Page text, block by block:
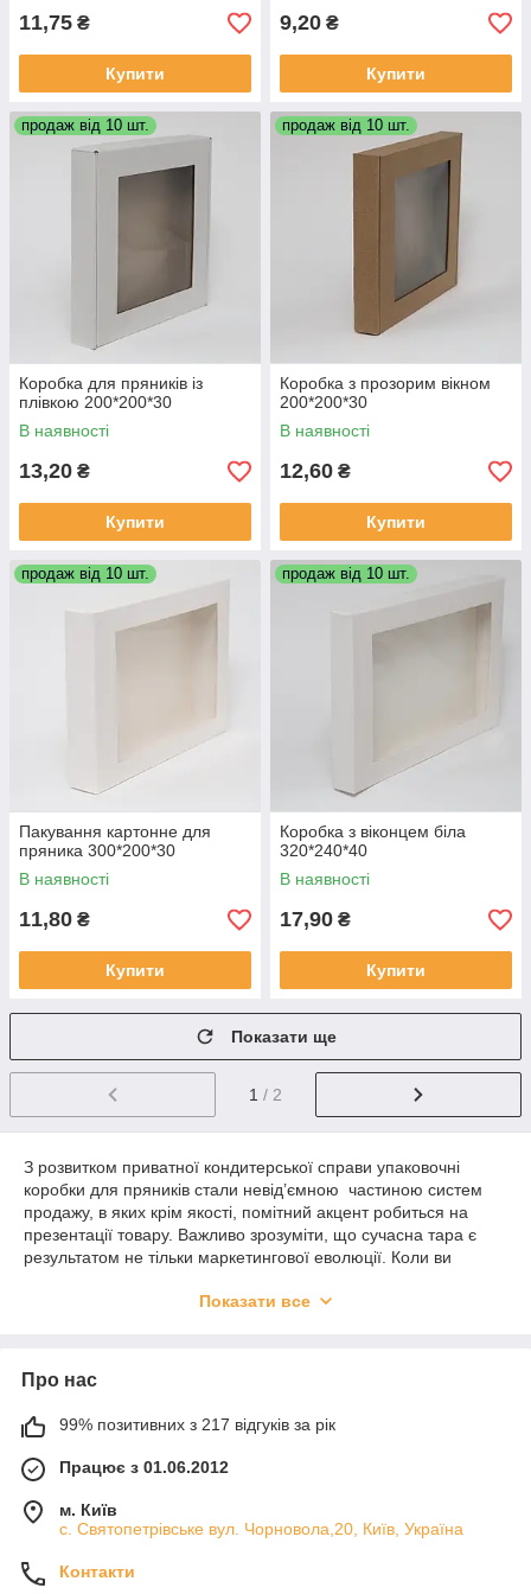
11,75 ₴
Купити
9,20 ₴
Купити
продаж від 10 шт.
Коробка для пряників із
плівкою 200*200*30
В наявності
13,20 ₴
Купити
продаж від 10 шт.
Коробка з прозорим вікном
200*200*30
В наявності
12,60 ₴
Купити
продаж від 10 шт.
Пакування картонне для
пряника 300*200*30
В наявності
11,80 ₴
Купити
продаж від 10 шт.
Коробка з віконцем біла
320*240*40
В наявності
17,90 ₴
Купити
Показати ще
1 / 2
З розвитком приватної кондитерської справи упаковочні
коробки для пряників стали невід’ємною частиною систем
продажу, в яких крім якості, помітний акцент робиться на
презентації товару. Важливо зрозуміти, що сучасна тара є
результатом не тільки маркетингової еволюції. Коли ви
Україні, вам потрібна надійна, міцна коробка, що здатна
пропонуємо придбати безпосередньо у виробника.
пряників купити які пропонується в різному конструктивному
З повністю знімною прозорою верхньою кришкою
З прозорою відкидною кришкою
З не прозорою (глухою) відкидною кришкою. Підійде
як транспортувальна тара.
Показати все
Про нас
99% позитивних з 217 відгуків за рік
Працює з 01.06.2012
м. Київ
с. Святопетрівське вул. Чорновола,20, Київ, Україна
Контакти